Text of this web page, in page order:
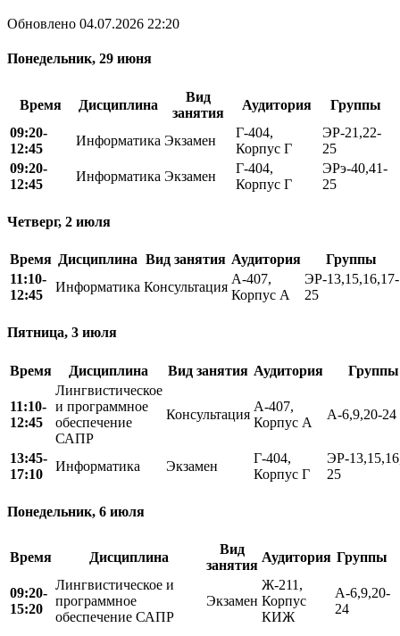
Обновлено 04.07.2026 22:20
Понедельник, 29 июня
Время Дисциплина
Вид
занятия
Аудитория
Группы
09:20-
12:45
Информатика Экзамен
Г-404,
Корпус Г
ЭР-21,22-
25
09:20-
12:45
Информатика Экзамен
Г-404,
Корпус Г
ЭРэ-40,41-
25
Четверг, 2 июля
Время Дисциплина Вид занятия Аудитория
Группы
11:10-
12:45
Информатика Консультация
А-407,
Корпус А
ЭР-13,15,16,17-
25
Пятница, 3 июля
Время Дисциплина Вид занятия Аудитория Группы
11:10-
12:45
Лингвистическое
и программное
обеспечение
САПР
Консультация
А-407,
Корпус А
А-6,9,20-24
13:45-
17:10
Информатика Экзамен
Г-404,
Корпус Г
ЭР-
25
Понедельник, 6 июля
Время Дисциплина
Вид
занятия
Аудитория Группы
09:20-
15:20
Лингвистическое и
программное
обеспечение САПР
Экзамен
Ж-211,
Корпус
КИЖ
А-6,9,20-
24